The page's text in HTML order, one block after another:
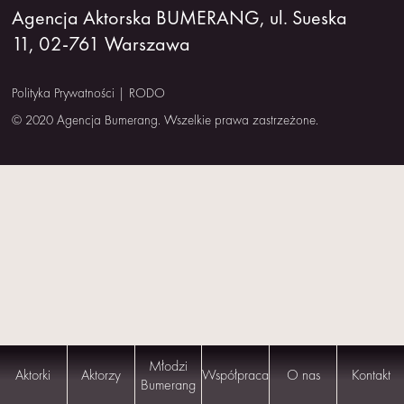
NAS
Aktorki Aktorzy
Młodzi
Bumerang Współpraca O nas Kontakt
Agencja Aktorska BUMERANG, ul. Sueska
11, 02-761 Warszawa
Polityka Prywatności | RODO
© 2020 Agencja Bumerang. Wszelkie prawa zastrzeżone.